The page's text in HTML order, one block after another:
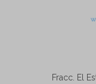
Fracc. El